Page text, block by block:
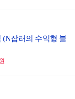
(N잡러의 수익형 블